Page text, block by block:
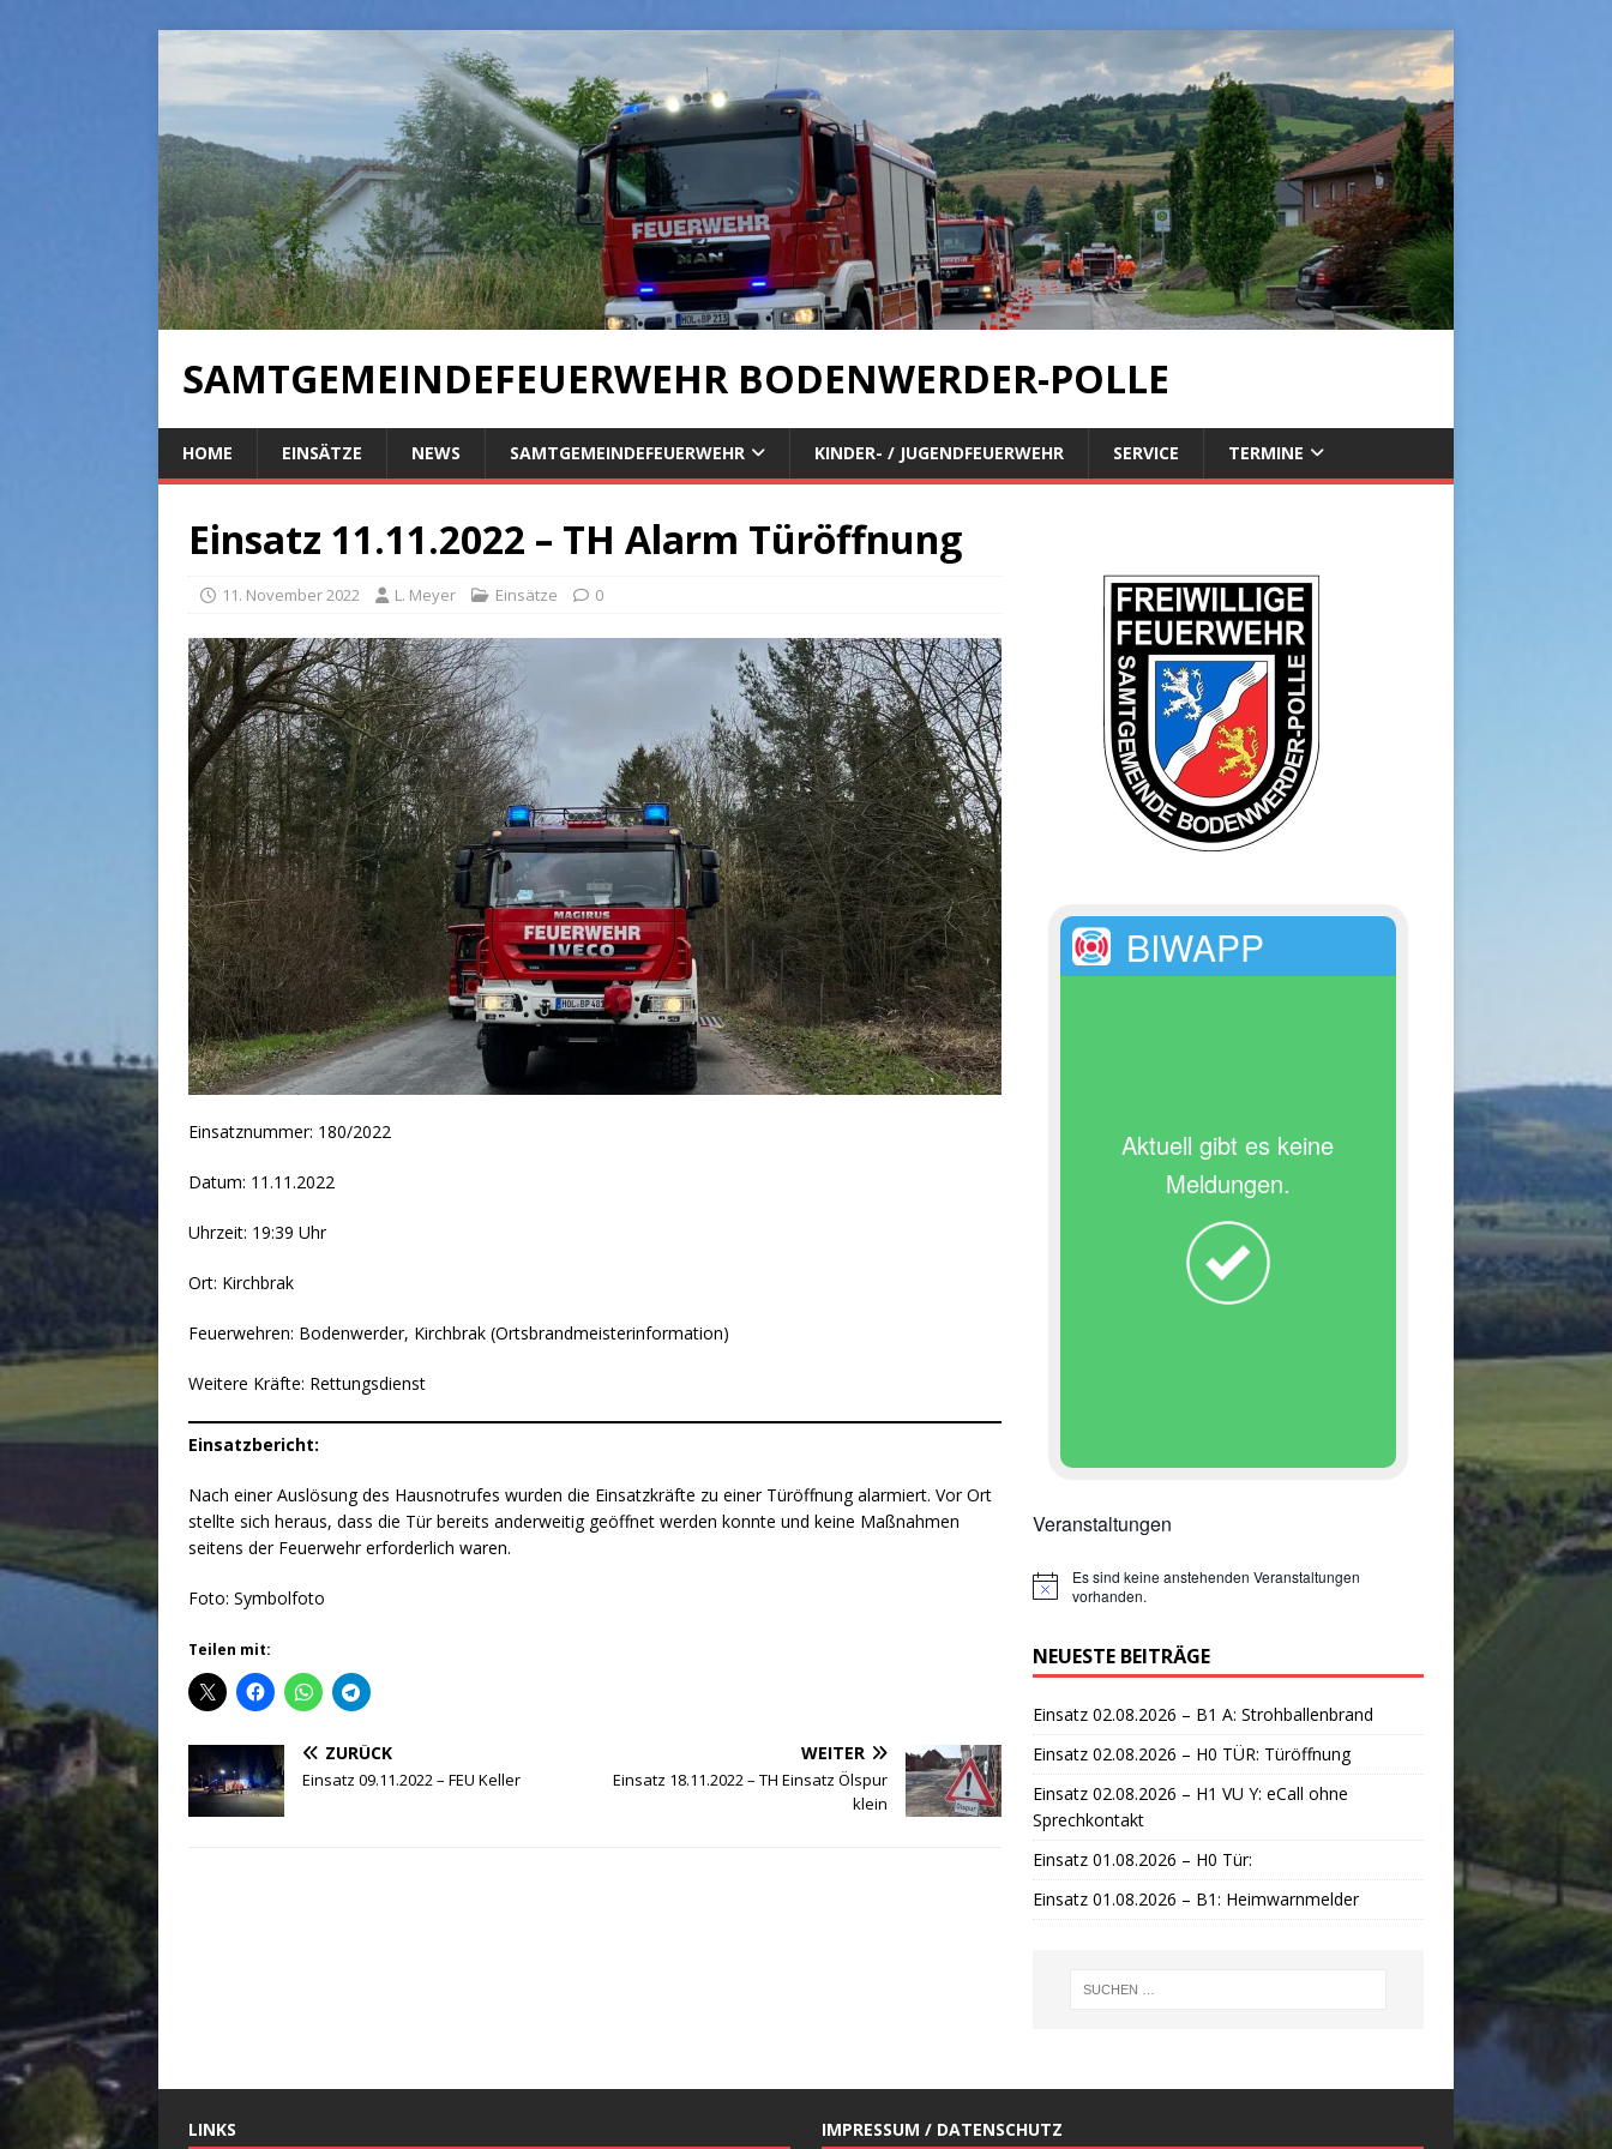
SAMTGEMEINDEFEUERWEHR BODENWERDER-POLLE
HOME EINSÄTZE NEWS SAMTGEMEINDEFEUERWEHR KINDER- / JUGENDFEUERWEHR SERVICE TERMINE
Einsatz 11.11.2022 – TH Alarm Türöffnung
11. November 2022 L. Meyer Einsätze 0
Einsatznummer: 180/2022
Datum: 11.11.2022
Uhrzeit: 19:39 Uhr
Ort: Kirchbrak
Feuerwehren: Bodenwerder, Kirchbrak (Ortsbrandmeisterinformation)
Weitere Kräfte: Rettungsdienst
Einsatzbericht:
Nach einer Auslösung des Hausnotrufes wurden die Einsatzkräfte zu einer Türöffnung alarmiert. Vor Ort
stellte sich heraus, dass die Tür bereits anderweitig geöffnet werden konnte und keine Maßnahmen
seitens der Feuerwehr erforderlich waren.
Foto: Symbolfoto
Teilen mit:
ZURÜCK
Einsatz 09.11.2022 – FEU Keller
WEITER
Einsatz 18.11.2022 – TH Einsatz Ölspur
klein
BIWAPP
Aktuell gibt es keine
Meldungen.
Veranstaltungen
H
w
e
s
Es sind keine anstehenden Veranstaltungen
vorhanden.
NEUESTE BEITRÄGE
Einsatz 02.08.2026 – B1 A: Strohballenbrand
Einsatz 02.08.2026 – H0 TÜR: Türöffnung
Einsatz 02.08.2026 – H1 VU Y: eCall ohne
Sprechkontakt
Einsatz 01.08.2026 – H0 Tür:
Einsatz 01.08.2026 – B1: Heimwarnmelder
LINKS IMPRESSUM / DATENSCHUTZ